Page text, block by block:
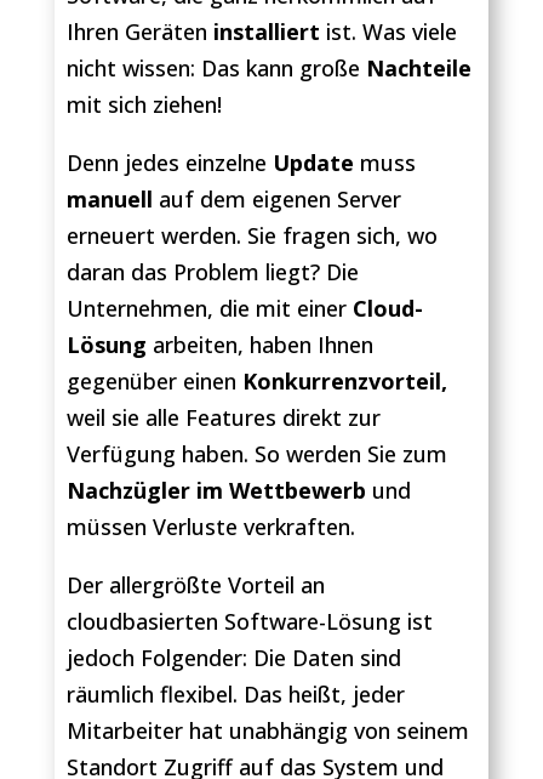
Ihren Geräten installiert ist. Was viele
nicht wissen: Das kann große Nachteile
mit sich ziehen!
Denn jedes einzelne Update muss
manuell auf dem eigenen Server
erneuert werden. Sie fragen sich, wo
daran das Problem liegt? Die
Unternehmen, die mit einer Cloud-
Lösung arbeiten, haben Ihnen
gegenüber einen Konkurrenzvorteil,
weil sie alle Features direkt zur
Verfügung haben. So werden Sie zum
Nachzügler im Wettbewerb und
müssen Verluste verkraften.
Der allergrößte Vorteil an
cloudbasierten Software-Lösung ist
jedoch Folgender: Die Daten sind
räumlich flexibel. Das heißt, jeder
Mitarbeiter hat unabhängig von seinem
Standort Zugriff auf das System und